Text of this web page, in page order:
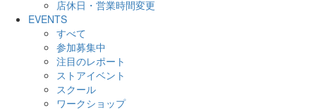
店休日・営業時間変更
EVENTS
すべて
参加募集中
注目のレポート
ストアイベント
スクール
ワークショップ